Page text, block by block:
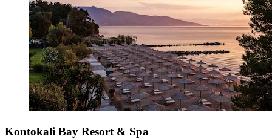
Kontokali Bay Resort & Spa